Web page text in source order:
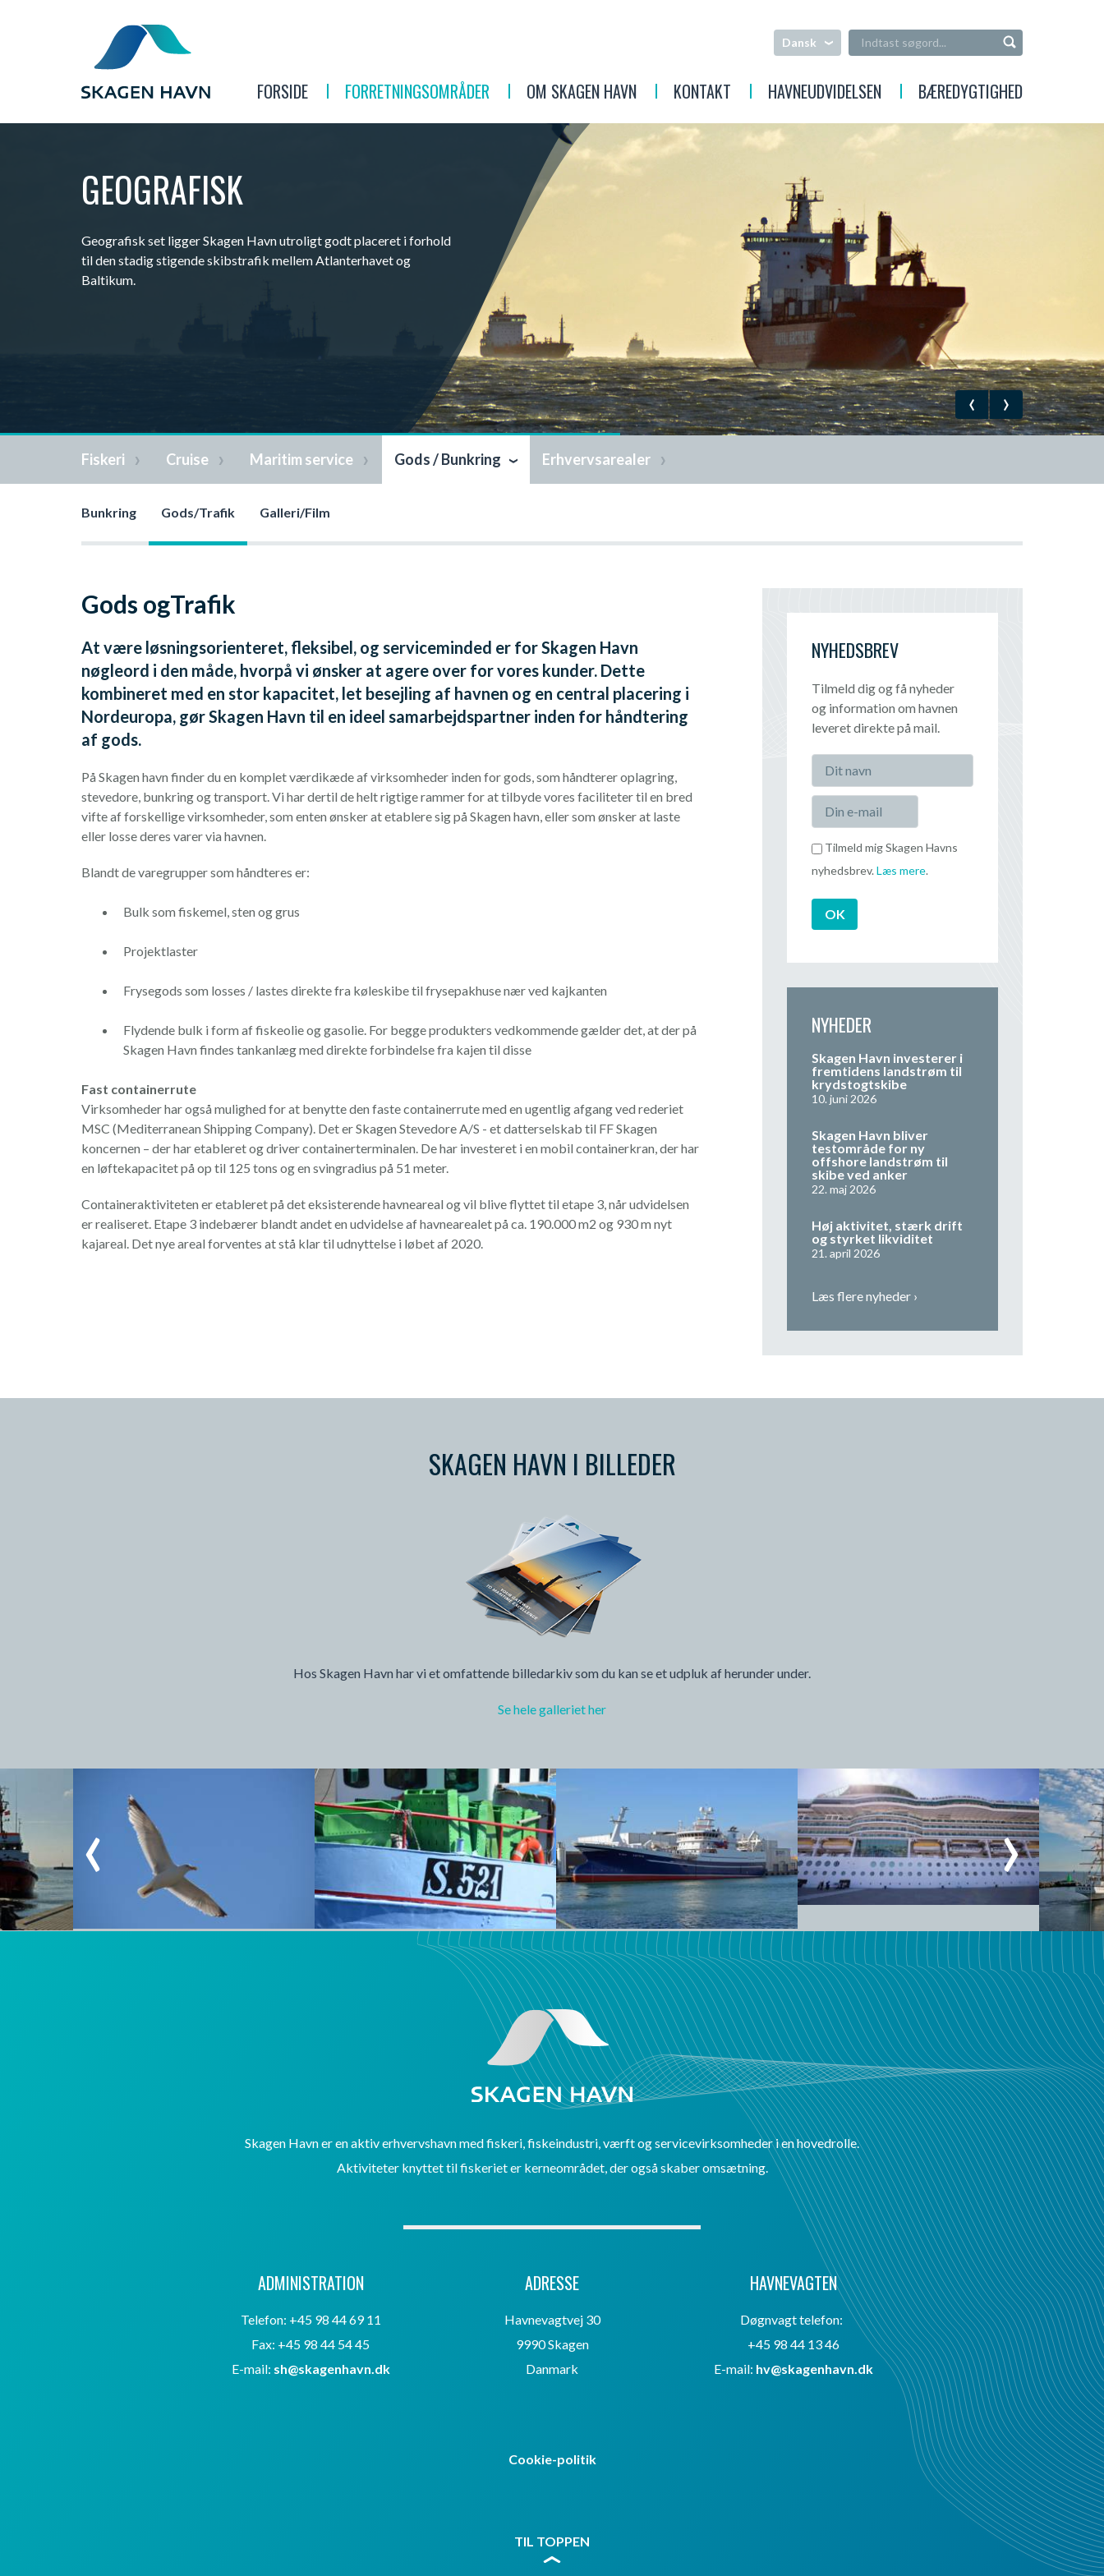
Dansk
FORSIDE FORRETNINGSOMRÅDER OM SKAGEN HAVN KONTAKT HAVNEUDVIDELSEN BÆREDYGTIGHED
GEOGRAFISK
Geografisk set ligger Skagen Havn utroligt godt placeret i forhold
til den stadig stigende skibstrafik mellem Atlanterhavet og
Baltikum.
Fiskeri Cruise Maritim service Gods / Bunkring Erhvervsarealer
Bunkring Gods/Trafik Galleri/Film
Gods ogTrafik
At være løsningsorienteret, fleksibel, og serviceminded er for Skagen Havn
nøgleord i den måde, hvorpå vi ønsker at agere over for vores kunder. Dette
kombineret med en stor kapacitet, let besejling af havnen og en central placering i
Nordeuropa, gør Skagen Havn til en ideel samarbejdspartner inden for håndtering
af gods.
På Skagen havn finder du en komplet værdikæde af virksomheder inden for gods, som håndterer oplagring,
stevedore, bunkring og transport. Vi har dertil de helt rigtige rammer for at tilbyde vores faciliteter til en bred
vifte af forskellige virksomheder, som enten ønsker at etablere sig på Skagen havn, eller som ønsker at laste
eller losse deres varer via havnen.
Blandt de varegrupper som håndteres er:
Bulk som fiskemel, sten og grus
Projektlaster
Frysegods som losses / lastes direkte fra køleskibe til frysepakhuse nær ved kajkanten
Flydende bulk i form af fiskeolie og gasolie. For begge produkters vedkommende gælder det, at der på
Skagen Havn findes tankanlæg med direkte forbindelse fra kajen til disse
Fast containerrute
Virksomheder har også mulighed for at benytte den faste containerrute med en ugentlig afgang ved rederiet
MSC (Mediterranean Shipping Company). Det er Skagen Stevedore A/S - et datterselskab til FF Skagen
koncernen – der har etableret og driver containerterminalen. De har investeret i en mobil containerkran, der har
en løftekapacitet på op til 125 tons og en svingradius på 51 meter.
Containeraktiviteten er etableret på det eksisterende havneareal og vil blive flyttet til etape 3, når udvidelsen
er realiseret. Etape 3 indebærer blandt andet en udvidelse af havnearealet på ca. 190.000 m2 og 930 m nyt
kajareal. Det nye areal forventes at stå klar til udnyttelse i løbet af 2020.
NYHEDSBREV
Tilmeld dig og få nyheder
og information om havnen
leveret direkte på mail.
nyhedsbrev.Læs mere.
NYHEDER
Skagen Havn investerer i
fremtidens landstrøm til
krydstogtskibe
10. juni 2026
Skagen Havn bliver
testområde for ny
offshore landstrøm til
skibe ved anker
22. maj 2026
Høj aktivitet, stærk drift
og styrket likviditet
21. april 2026
Læs flere nyheder ›
SKAGEN HAVN I BILLEDER
Hos Skagen Havn har vi et omfattende billedarkiv som du kan se et udpluk af herunder under.
Se hele galleriet her
Skagen Havn er en aktiv erhvervshavn med fiskeri, fiskeindustri, værft og servicevirksomheder i en hovedrolle.
Aktiviteter knyttet til fiskeriet er kerneområdet, der også skaber omsætning.
ADMINISTRATION
Telefon: +45 98 44 69 11
Fax: +45 98 44 54 45
E-mail: sh@skagenhavn.dk
ADRESSE
Havnevagtvej 30
9990 Skagen
Danmark
HAVNEVAGTEN
Døgnvagt telefon:
+45 98 44 13 46
E-mail: hv@skagenhavn.dk
Cookie-politik
TIL TOPPEN